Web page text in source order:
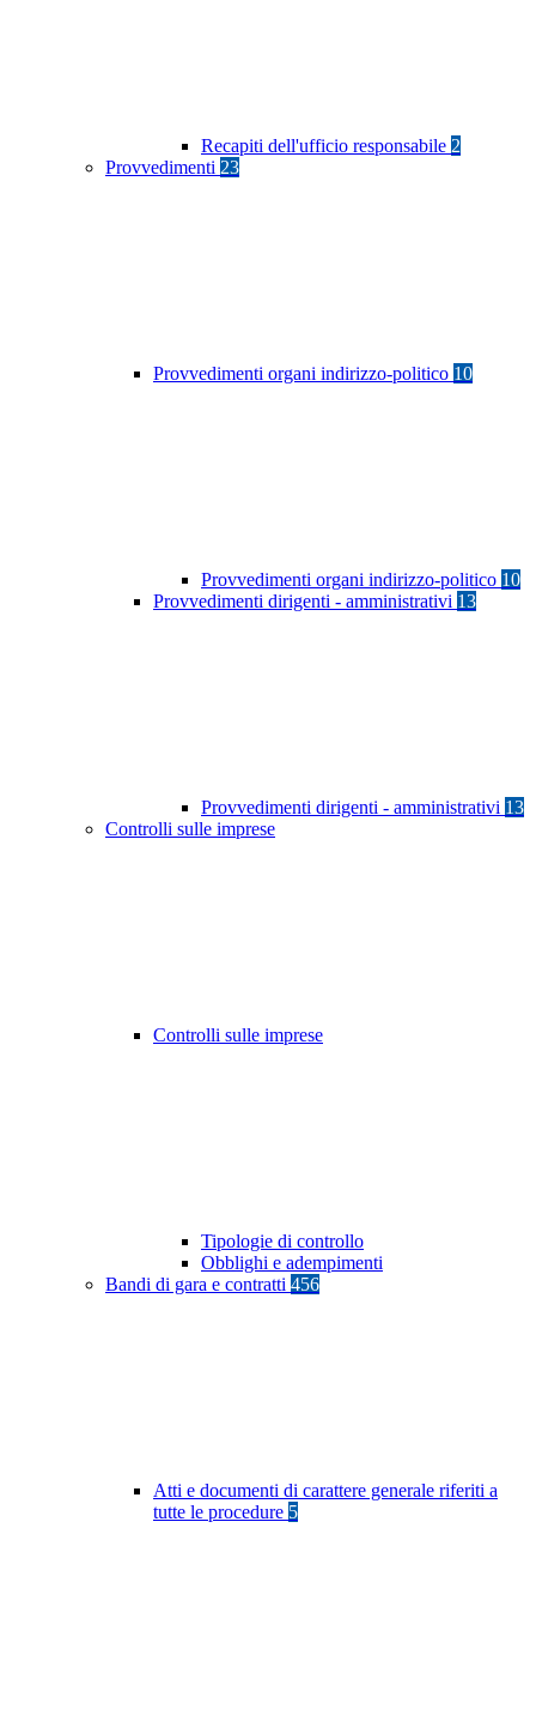
Recapiti dell'ufficio responsabile 2
Provvedimenti 23
Provvedimenti organi indirizzo-politico 10
Provvedimenti organi indirizzo-politico 10
Provvedimenti dirigenti - amministrativi 13
Provvedimenti dirigenti - amministrativi 13
Controlli sulle imprese
Controlli sulle imprese
Tipologie di controllo
Obblighi e adempimenti
Bandi di gara e contratti 456
Atti e documenti di carattere generale riferiti a
tutte le procedure 5